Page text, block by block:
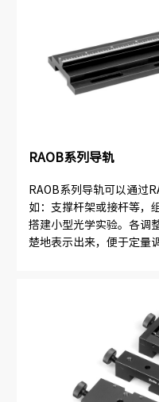
RAOB系列导轨
RAOB系列导轨可以通过
如：支撑杆架或接杆等，
搭建小型光学实验。各调
楚地表示出来，便于定量